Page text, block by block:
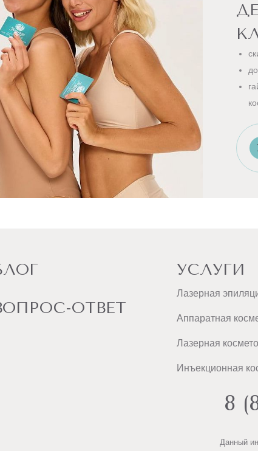
УСЛУГИ
Лазерная
Аппаратная
Лазерная
Инъекционная
ОТВЕТ
8
Данный